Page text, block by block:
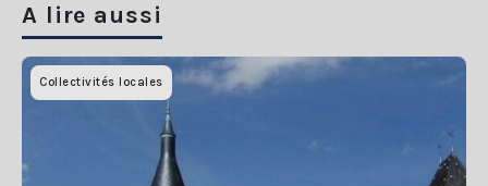
A lire aussi
Collectivités locales